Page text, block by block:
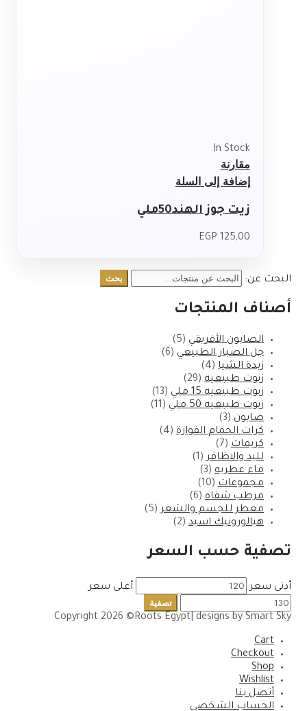
In Stock
مقارنة
إضافة إلى السلة
زيت جوز الهند50ملي
EGP 125,00
البحث عن: بحث
أصناف المنتجات
الصابون الأفريقي (5)
جل الصبار الطبيعي (6)
زبدة الشيا (4)
زيوت طبيعيه (29)
زيوت طبيعيه 15 ملي
(13)
زيوت طبيعيه 50 ملي
(11)
صابون (3)
كرات الحمام الفوارة (4)
كريمات (7)
لليد والاظافر (1)
ماء عطريه (3)
مجموعات (10)
مرطب شفاه (6)
معطر للجسم والشعر (5)
هيالورونيك اسيد (2)
تصفية حسب السعر
أدنى سعر أعلى سعر
تصفية
Copyright 2026 ©Roots Egypt| designs by Smart Sky
Cart
Checkout
Shop
Wishlist
أتصل بنا
الحساب الشخصى